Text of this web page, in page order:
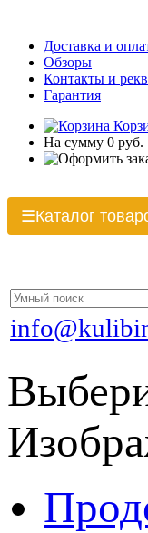
Доставка и
Обзоры
Контакты и
Гарантия
На сумму 0 руб.
☰Каталог